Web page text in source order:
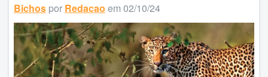
Bichos por Redacao em 02/10/24